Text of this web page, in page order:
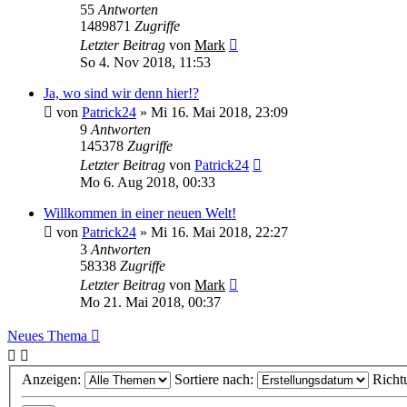
55 Antworten
1489871 Zugriffe
Letzter Beitrag von Mark
So 4. Nov 2018, 11:53
Ja, wo sind wir denn hier!?
von Patrick24 » Mi 16. Mai 2018, 23:09
9 Antworten
145378 Zugriffe
Letzter Beitrag von Patrick24
Mo 6. Aug 2018, 00:33
Willkommen in einer neuen Welt!
von Patrick24 » Mi 16. Mai 2018, 22:27
3 Antworten
58338 Zugriffe
Letzter Beitrag von Mark
Mo 21. Mai 2018, 00:37
Neues Thema
Anzeigen: Sortiere nach: